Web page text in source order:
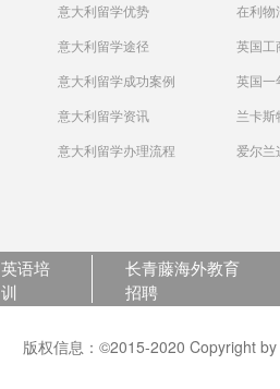
意大利留学优势
意大利留学途径
意大利留学成功案例
意大利留学资讯
意大利留学办理流程
在利物
英国工
英国一
兰卡斯
爱尔兰
英语培
训
长青藤海外教育
招聘
版权信息：©2015-2020 Copyright